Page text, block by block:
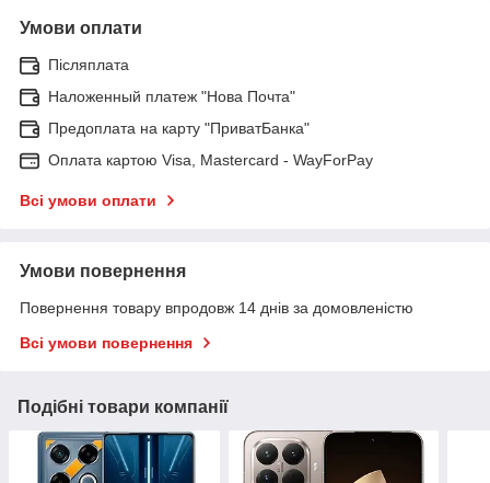
Умови оплати
Післяплата
Наложенный платеж "Нова Почта"
Предоплата на карту "ПриватБанка"
Оплата картою Visa, Mastercard - WayForPay
Всі умови оплати
Умови повернення
Повернення товару впродовж 14 днів за домовленістю
Всі умови повернення
Подібні товари компанії